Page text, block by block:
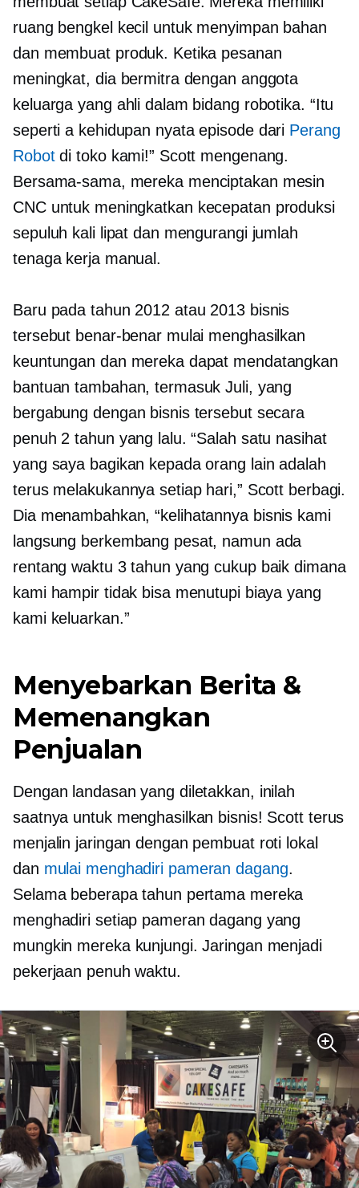
ruang bengkel kecil untuk menyimpan bahan
dan membuat produk. Ketika pesanan
meningkat, dia bermitra dengan anggota
keluarga yang ahli dalam bidang robotika. “Itu
seperti a kehidupan nyataepisode dari Perang
Robotdi toko kami!” Scott mengenang.
Bersama-sama, mereka menciptakan mesin
CNC untuk meningkatkan kecepatan produksi
sepuluh kali lipat dan mengurangi jumlah
tenaga kerja manual.
Baru pada tahun 2012 atau 2013 bisnis
tersebut benar-benar mulai menghasilkan
keuntungan dan mereka dapat mendatangkan
bantuan tambahan, termasuk Juli, yang
bergabung dengan bisnis tersebut secara
penuh 2 tahun yang lalu. “Salah satu nasihat
yang saya bagikan kepada orang lain adalah
terus melakukannya setiap hari,” Scott berbagi.
Dia menambahkan, “kelihatannya bisnis kami
langsung berkembang pesat, namun ada
rentang waktu 3 tahun yang cukup baik dimana
kami hampir tidak bisa menutupi biaya yang
kami keluarkan.”
Menyebarkan Berita &
Memenangkan
Penjualan
Dengan landasan yang diletakkan, inilah
saatnya untuk menghasilkan bisnis! Scott terus
menjalin jaringan dengan pembuat roti lokal
dan mulai menghadiri pameran dagang.
Selama beberapa tahun pertama mereka
menghadiri setiap pameran dagang yang
mungkin mereka kunjungi. Jaringan menjadi
pekerjaan penuh waktu.